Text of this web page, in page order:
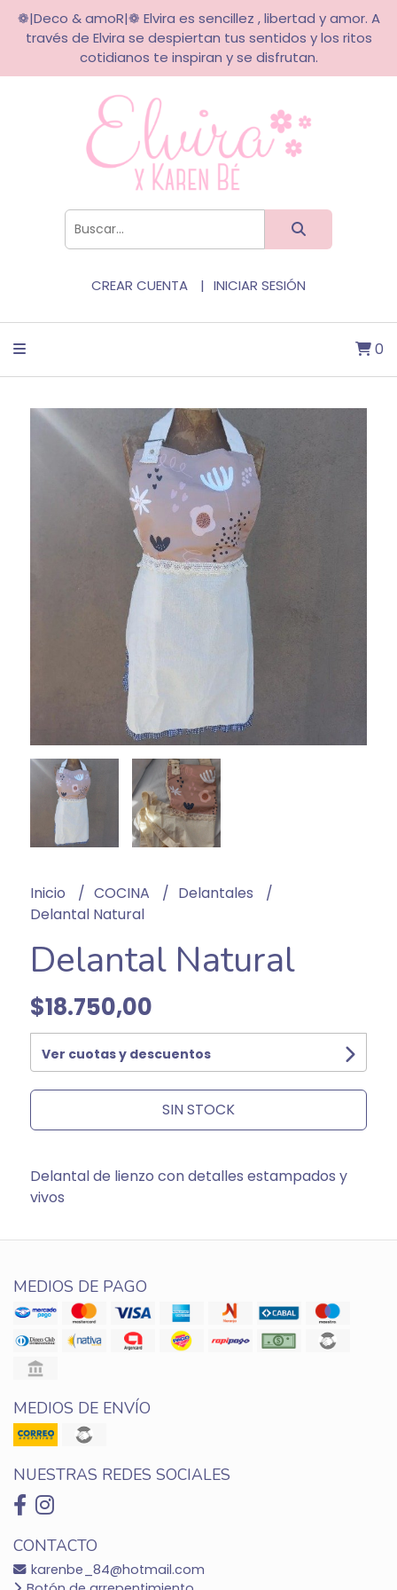
❁|Deco & amoR|❁ Elvira es sencillez , libertad y amor. A
través de Elvira se despiertan tus sentidos y los ritos
cotidianos te inspiran y se disfrutan.
CREAR CUENTA INICIAR SESIÓN
0
Inicio COCINA
Delantales
Delantal Natural
Delantal Natural
$18.750,00
Ver cuotas y descuentos
SIN STOCK
Delantal de lienzo con detalles estampados y
vivos
MEDIOS DE PAGO
MEDIOS DE ENVÍO
NUESTRAS REDES SOCIALES
CONTACTO
karenbe_84@hotmail.com